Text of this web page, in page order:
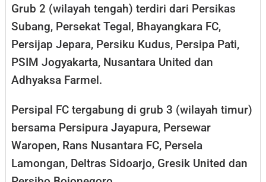
Grub 2 (wilayah tengah) terdiri dari Persikas
Subang, Persekat Tegal, Bhayangkara FC,
Persijap Jepara, Persiku Kudus, Persipa Pati,
PSIM Jogyakarta, Nusantara United dan
Adhyaksa Farmel.
Persipal FC tergabung di grub 3 (wilayah timur)
bersama Persipura Jayapura, Persewar
Waropen, Rans Nusantara FC, Persela
Lamongan, Deltras Sidoarjo, Gresik United dan